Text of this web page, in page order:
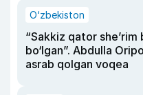
O‘zbekiston
“Sakkiz qator
bo‘lgan”. Abdulla
asrab qolgan voqea